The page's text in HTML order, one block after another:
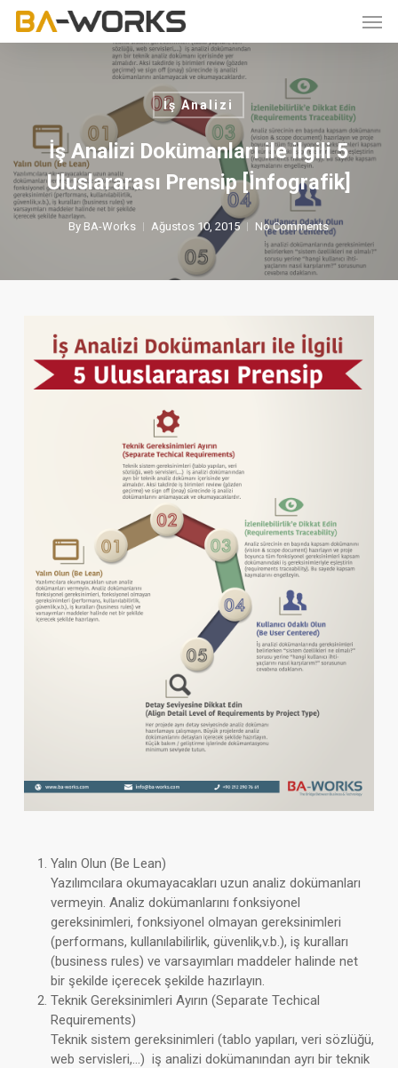
Skip
main
İş Analizi
İş Analizi Dokümanları ile ilgili 5
Uluslararası Prensip [İnfografik]
By BA-Works Ağustos 10, 2015 No Comments
Yalın Olun (Be Lean)
Yazılımcılara okumayacakları uzun analiz dokümanları
vermeyin. Analiz dokümanlarını fonksiyonel
gereksinimleri, fonksiyonel olmayan gereksinimleri
(performans, kullanılabilirlik, güvenlik,v.b.), iş kuralları
(business rules) ve varsayımları maddeler halinde net
bir şekilde içerecek şekilde hazırlayın.
Teknik Gereksinimleri Ayırın (Separate Techical
Requirements)
Teknik sistem gereksinimleri (tablo yapıları, veri sözlüğü,
web servisleri,…) iş analizi dokümanından ayrı bir teknik